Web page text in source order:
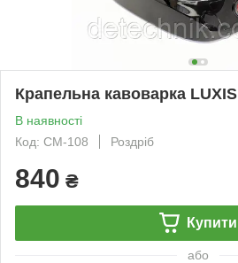
Крапельна кавоварка LUXIS
В наявності
Код: CM-108
Роздріб
840 ₴
Купити
або